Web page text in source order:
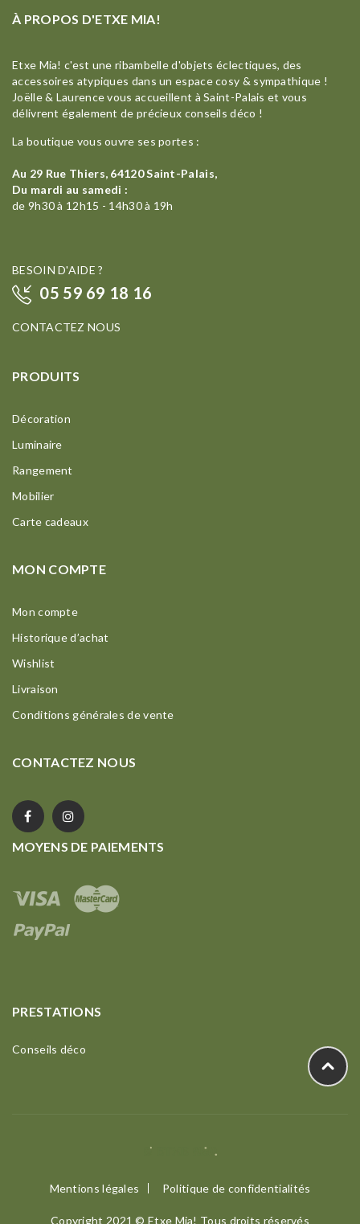
À PROPOS D'ETXE MIA!
Etxe Mia! c'est une ribambelle d'objets éclectiques, des
accessoires atypiques dans un espace cosy & sympathique !
Joëlle & Laurence vous accueillent à Saint-Palais et vous
délivrent également de précieux conseils déco !
La boutique vous ouvre ses portes :
Au 29 Rue Thiers, 64120 Saint-Palais,
Du mardi au samedi :
de 9h30 à 12h15 - 14h30 à 19h
BESOIN D'AIDE ?
05 59 69 18 16
CONTACTEZ NOUS
PRODUITS
Décoration
Luminaire
Rangement
Mobilier
Carte cadeaux
MON COMPTE
Mon compte
Historique d’achat
Wishlist
Livraison
Conditions générales de vente
CONTACTEZ NOUS
MOYENS DE PAIEMENTS
PRESTATIONS
Conseils déco
Mentions légales Politique de confidentialités
Copyright 2021 © Etxe Mia! Tous droits réservés